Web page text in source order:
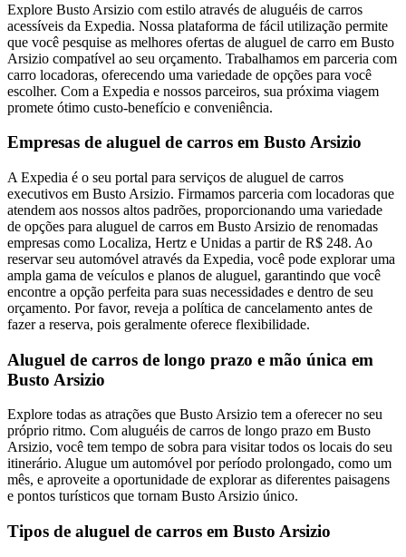
Explore Busto Arsizio com estilo através de aluguéis de carros
acessíveis da Expedia. Nossa plataforma de fácil utilização permite
que você pesquise as melhores ofertas de aluguel de carro em Busto
Arsizio compatível ao seu orçamento. Trabalhamos em parceria com
carro locadoras, oferecendo uma variedade de opções para você
escolher. Com a Expedia e nossos parceiros, sua próxima viagem
promete ótimo custo-benefício e conveniência.
Empresas de aluguel de carros em Busto Arsizio
A Expedia é o seu portal para serviços de aluguel de carros
executivos em Busto Arsizio. Firmamos parceria com locadoras que
atendem aos nossos altos padrões, proporcionando uma variedade
de opções para aluguel de carros em Busto Arsizio de renomadas
empresas como Localiza, Hertz e Unidas a partir de R$ 248. Ao
reservar seu automóvel através da Expedia, você pode explorar uma
ampla gama de veículos e planos de aluguel, garantindo que você
encontre a opção perfeita para suas necessidades e dentro de seu
orçamento. Por favor, reveja a política de cancelamento antes de
fazer a reserva, pois geralmente oferece flexibilidade.
Aluguel de carros de longo prazo e mão única em
Busto Arsizio
Explore todas as atrações que Busto Arsizio tem a oferecer no seu
próprio ritmo. Com aluguéis de carros de longo prazo em Busto
Arsizio, você tem tempo de sobra para visitar todos os locais do seu
itinerário. Alugue um automóvel por período prolongado, como um
mês, e aproveite a oportunidade de explorar as diferentes paisagens
e pontos turísticos que tornam Busto Arsizio único.
Tipos de aluguel de carros em Busto Arsizio